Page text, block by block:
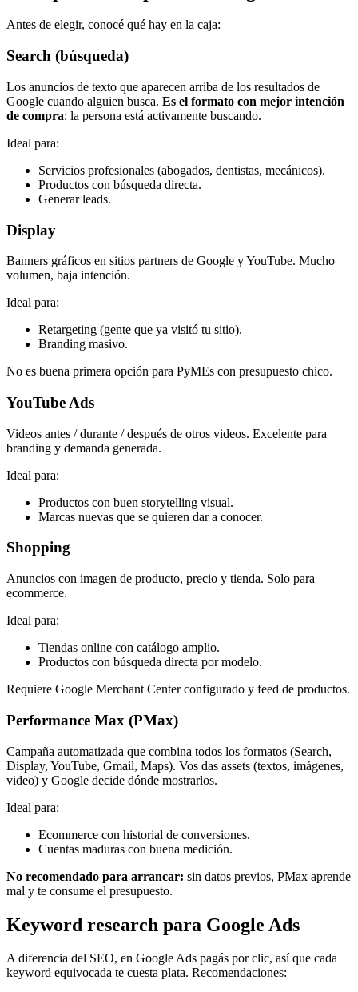
Antes de elegir, conocé qué hay en la caja:
Search (búsqueda)
Los anuncios de texto que aparecen arriba de los resultados de
Google cuando alguien busca. Es el formato con mejor intención
de compra: la persona está activamente buscando.
Ideal para:
Servicios profesionales (abogados, dentistas, mecánicos).
Productos con búsqueda directa.
Generar leads.
Display
Banners gráficos en sitios partners de Google y YouTube. Mucho
volumen, baja intención.
Ideal para:
Retargeting (gente que ya visitó tu sitio).
Branding masivo.
No es buena primera opción para PyMEs con presupuesto chico.
YouTube Ads
Videos antes / durante / después de otros videos. Excelente para
branding y demanda generada.
Ideal para:
Productos con buen storytelling visual.
Marcas nuevas que se quieren dar a conocer.
Shopping
Anuncios con imagen de producto, precio y tienda. Solo para
ecommerce.
Ideal para:
Tiendas online con catálogo amplio.
Productos con búsqueda directa por modelo.
Requiere Google Merchant Center configurado y feed de productos.
Performance Max (PMax)
Campaña automatizada que combina todos los formatos (Search,
Display, YouTube, Gmail, Maps). Vos das assets (textos, imágenes,
video) y Google decide dónde mostrarlos.
Ideal para:
Ecommerce con historial de conversiones.
Cuentas maduras con buena medición.
No recomendado para arrancar: sin datos previos, PMax aprende
mal y te consume el presupuesto.
Keyword research para Google Ads
A diferencia del SEO, en Google Ads pagás por clic, así que cada
keyword equivocada te cuesta plata. Recomendaciones: